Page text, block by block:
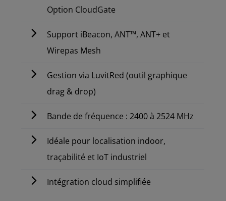
Option CloudGate
Support iBeacon, ANT™, ANT+ et
Wirepas Mesh
Gestion via LuvitRed (outil graphique
drag & drop)
Bande de fréquence : 2400 à 2524 MHz
Idéale pour localisation indoor,
traçabilité et IoT industriel
Intégration cloud simplifiée